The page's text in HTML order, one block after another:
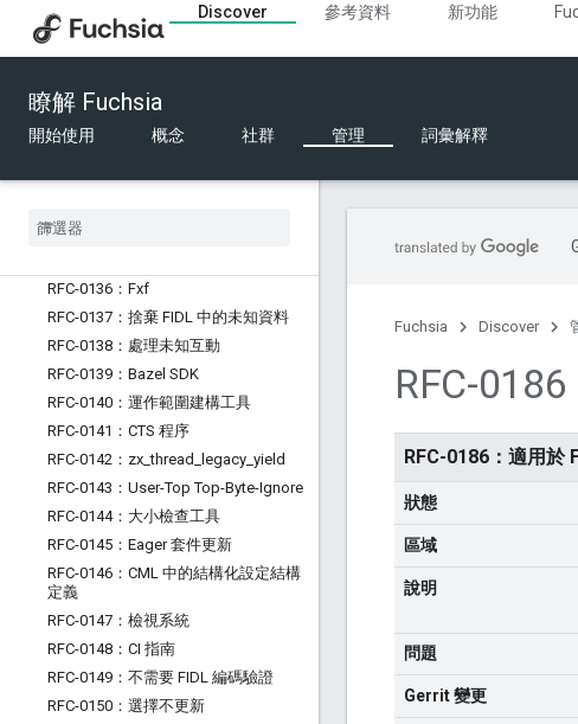
Discover 參考資料 新功能
瞭解 Fuchsia
開始使用 概念 社群 管理 詞彙解釋
RFC-0127：結構化設定
RFC-0128：推出「zx_vcpu_kick」
RFC-0130：支援的硬體
RFC-0131：FIDL 電匯格式的設計原則
RFC-0133：軟體推送目標
RFC-0135：將系統 ABI 修訂版本編碼
RFC-0136：Fxf
RFC-0137：捨棄 FIDL 中的未知資料
RFC-0138：處理未知互動
RFC-0139：Bazel SDK
RFC-0140：運作範圍建構工具
RFC-0141：CTS 程序
RFC-0142：zx _thread legacy yield
RFC-0143：User-Top Top-Byte-Ignore
RFC-0144：大小檢查工具
RFC-0145：Eager 套件更新
RFC-0146：CML 中的結構化設定結構
定義
RFC-0147：檢視系統
RFC-0148：CI 指南
RFC-0149：不需要 FIDL 編碼驗證
RFC-0150：選擇不更新
Fuchsia Discover
RFC-
RFC-0186：適用於
狀態
區域
說明
問題
Gerrit 變更